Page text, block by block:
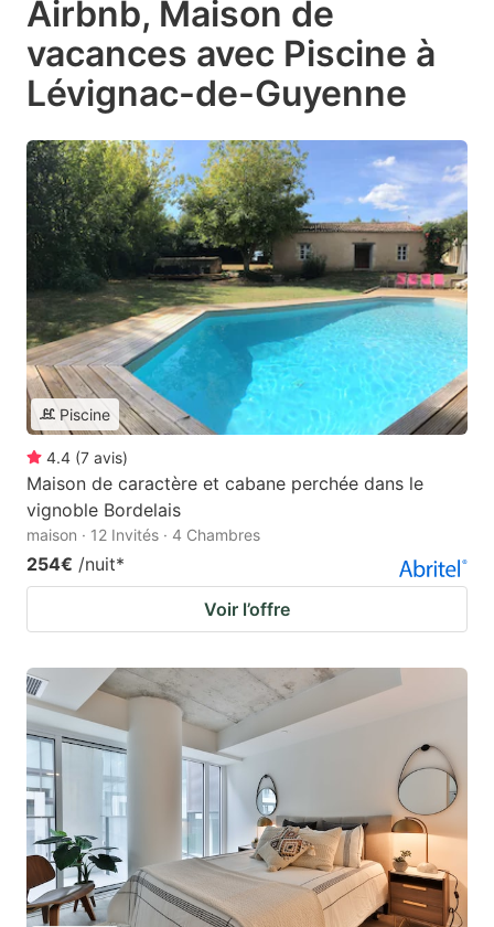
Airbnb, Maison de
vacances avec Piscine à
Lévignac-de-Guyenne
Piscine
4.4 (7 avis)
Maison de caractère et cabane perchée dans le
vignoble Bordelais
maison · 12 Invités · 4 Chambres
254€ /nuit*
Voir l’offre